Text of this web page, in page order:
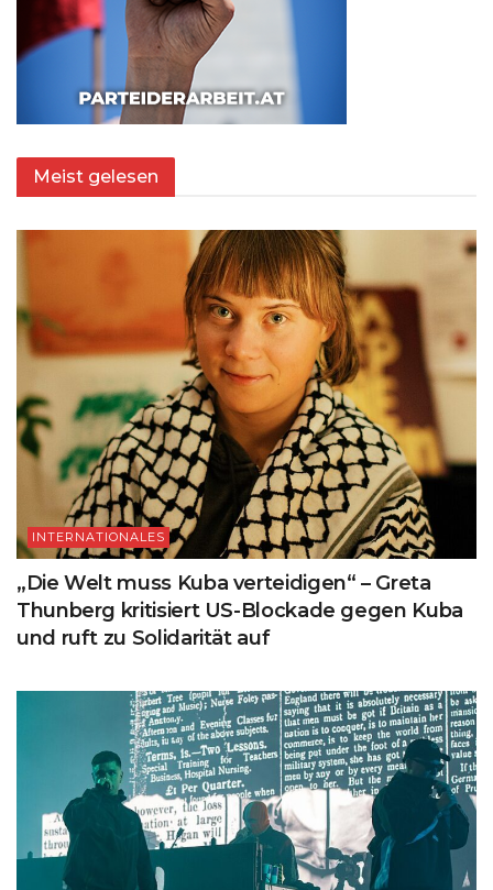
Meist gelesen
INTERNATIONALES
„Die Welt muss Kuba verteidigen“ – Greta
Thunberg kritisiert US-Blockade gegen Kuba
und ruft zu Solidarität auf